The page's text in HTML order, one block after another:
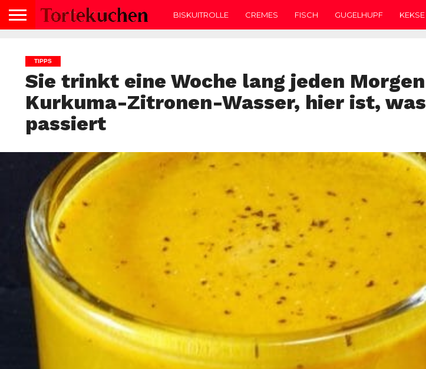
BISKUITROLLE CREMES FISCH GUGELHUPF KEKSE
TIPPS
Sie trinkt eine Woche lang jeden Morgen
Kurkuma-Zitronen-Wasser, hier ist, was
passiert